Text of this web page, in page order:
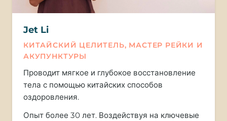
Jet Li
КИТАЙСКИЙ ЦЕЛИТЕЛЬ, МАСТЕР РЕЙКИ И
АКУПУНКТУРЫ
Проводит мягкое и глубокое восстановление
тела с помощью китайских способов
оздоровления.
Опыт более 30 лет. Воздействуя на ключевые